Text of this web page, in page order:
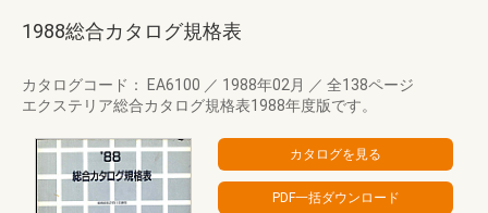
1988総合カタログ規格表
カタログコード： EA6100 ／ 1988年02月 ／ 全138ページ
エクステリア総合カタログ規格表1988年度版です。